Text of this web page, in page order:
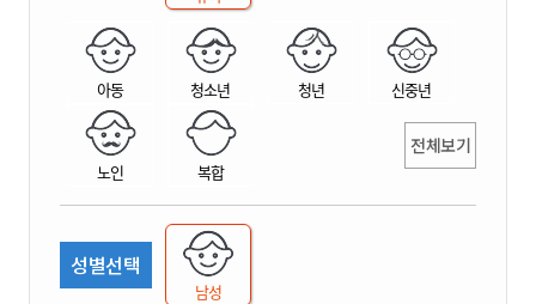
아동 청소년 청년 신중년
노인 복합
전체보기
성별선택
남성